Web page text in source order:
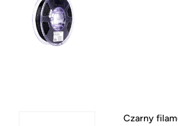
Czarny